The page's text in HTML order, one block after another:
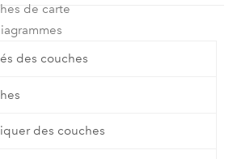
de carte
des couches
des couches